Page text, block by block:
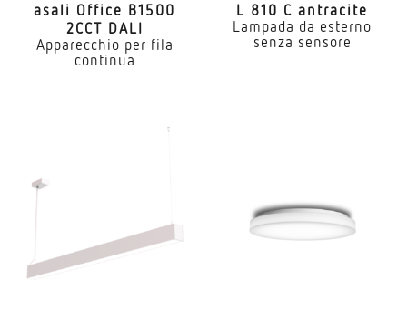
asali Office B1500
2CCT DALI
Apparecchio per fila
continua
L 810 C antracite
Lampada da esterno
senza sensore